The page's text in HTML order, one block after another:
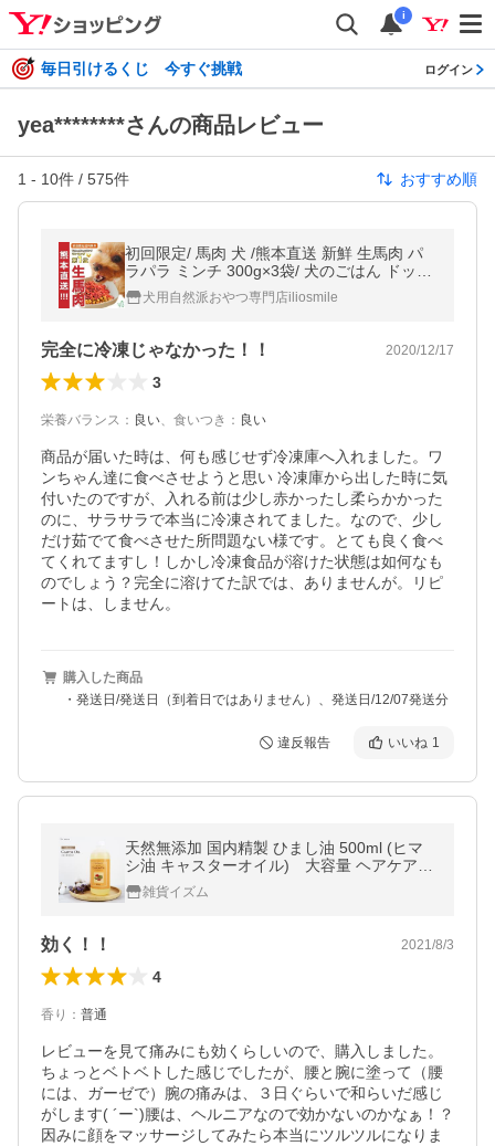
i
毎日引けるくじ 今すぐ挑戦 ログイン
yea********さんの商品レビュー
1 - 10件 / 575件 おすすめ順
初回限定/ 馬肉 犬 /熊本直送 新鮮 生馬肉 パ
ラパラ ミンチ 300g×3袋/ 犬のごはん ドッグ
フード 生肉 国産 ペット 猫 桜肉 犬用 ｜ イ
リオスマイル iliosmile
犬用自然派おやつ専門店iliosmile
完全に冷凍じゃなかった！！ 2020/12/17
3
栄養バランス ： 良い、 食いつき ： 良い
商品が届いた時は、何も感じせず冷凍庫へ入れました。ワ
ンちゃん達に食べさせようと思い 冷凍庫から出した時に気
付いたのですが、入れる前は少し赤かったし柔らかかった
のに、サラサラで本当に冷凍されてました。なので、少し
だけ茹でて食べさせた所問題ない様です。とても良く食べ
てくれてますし！しかし冷凍食品が溶けた状態は如何なも
のでしょう？完全に溶けてた訳では、ありませんが。リピ
ートは、しません。
購入した商品
・発送日/発送日（到着日ではありません）、発送日/12/07発送分
違反報告 いいね 1
天然無添加 国内精製 ひまし油 500ml (ヒマ
シ油 キャスターオイル) 大容量 ヘアケア
キャリアオイル マッサージオイル
雑貨イズム
効く！！ 2021/8/3
4
香り ： 普通
レビューを見て痛みにも効くらしいので、購入しました。
ちょっとベトベトした感じでしたが、腰と腕に塗って（腰
には、ガーゼで）腕の痛みは、３日ぐらいで和らいだ感じ
がします( ´ー`)腰は、ヘルニアなので効かないのかなぁ！？
因みに顔をマッサージしてみたら本当にツルツルになりま